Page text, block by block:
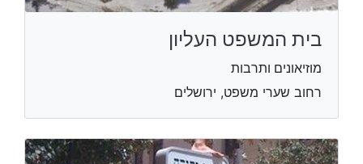
בית המשפט העליון
מוזיאונים ותרבות
רחוב שערי משפט, ירושלים